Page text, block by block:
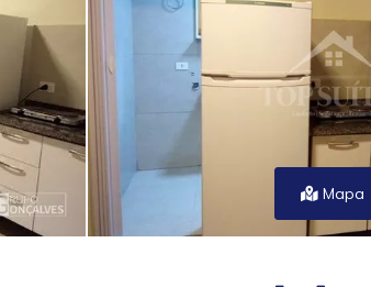
Mapa